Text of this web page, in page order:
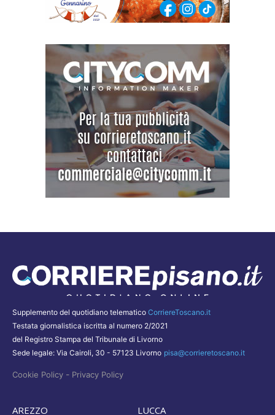
Supplemento del quotidiano telematico CorriereToscano.it
Testata giornalistica iscritta al numero 2/2021
del Registro Stampa del Tribunale di Livorno
Sede legale: Via Cairoli, 30 - 57123 Livorno pisa@corrieretoscano.it
Cookie Policy - Privacy Policy
AREZZO LUCCA